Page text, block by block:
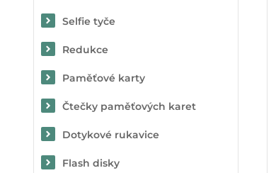
Selfie tyče
Redukce
Paměťové karty
Čtečky paměťových karet
Dotykové rukavice
Flash disky